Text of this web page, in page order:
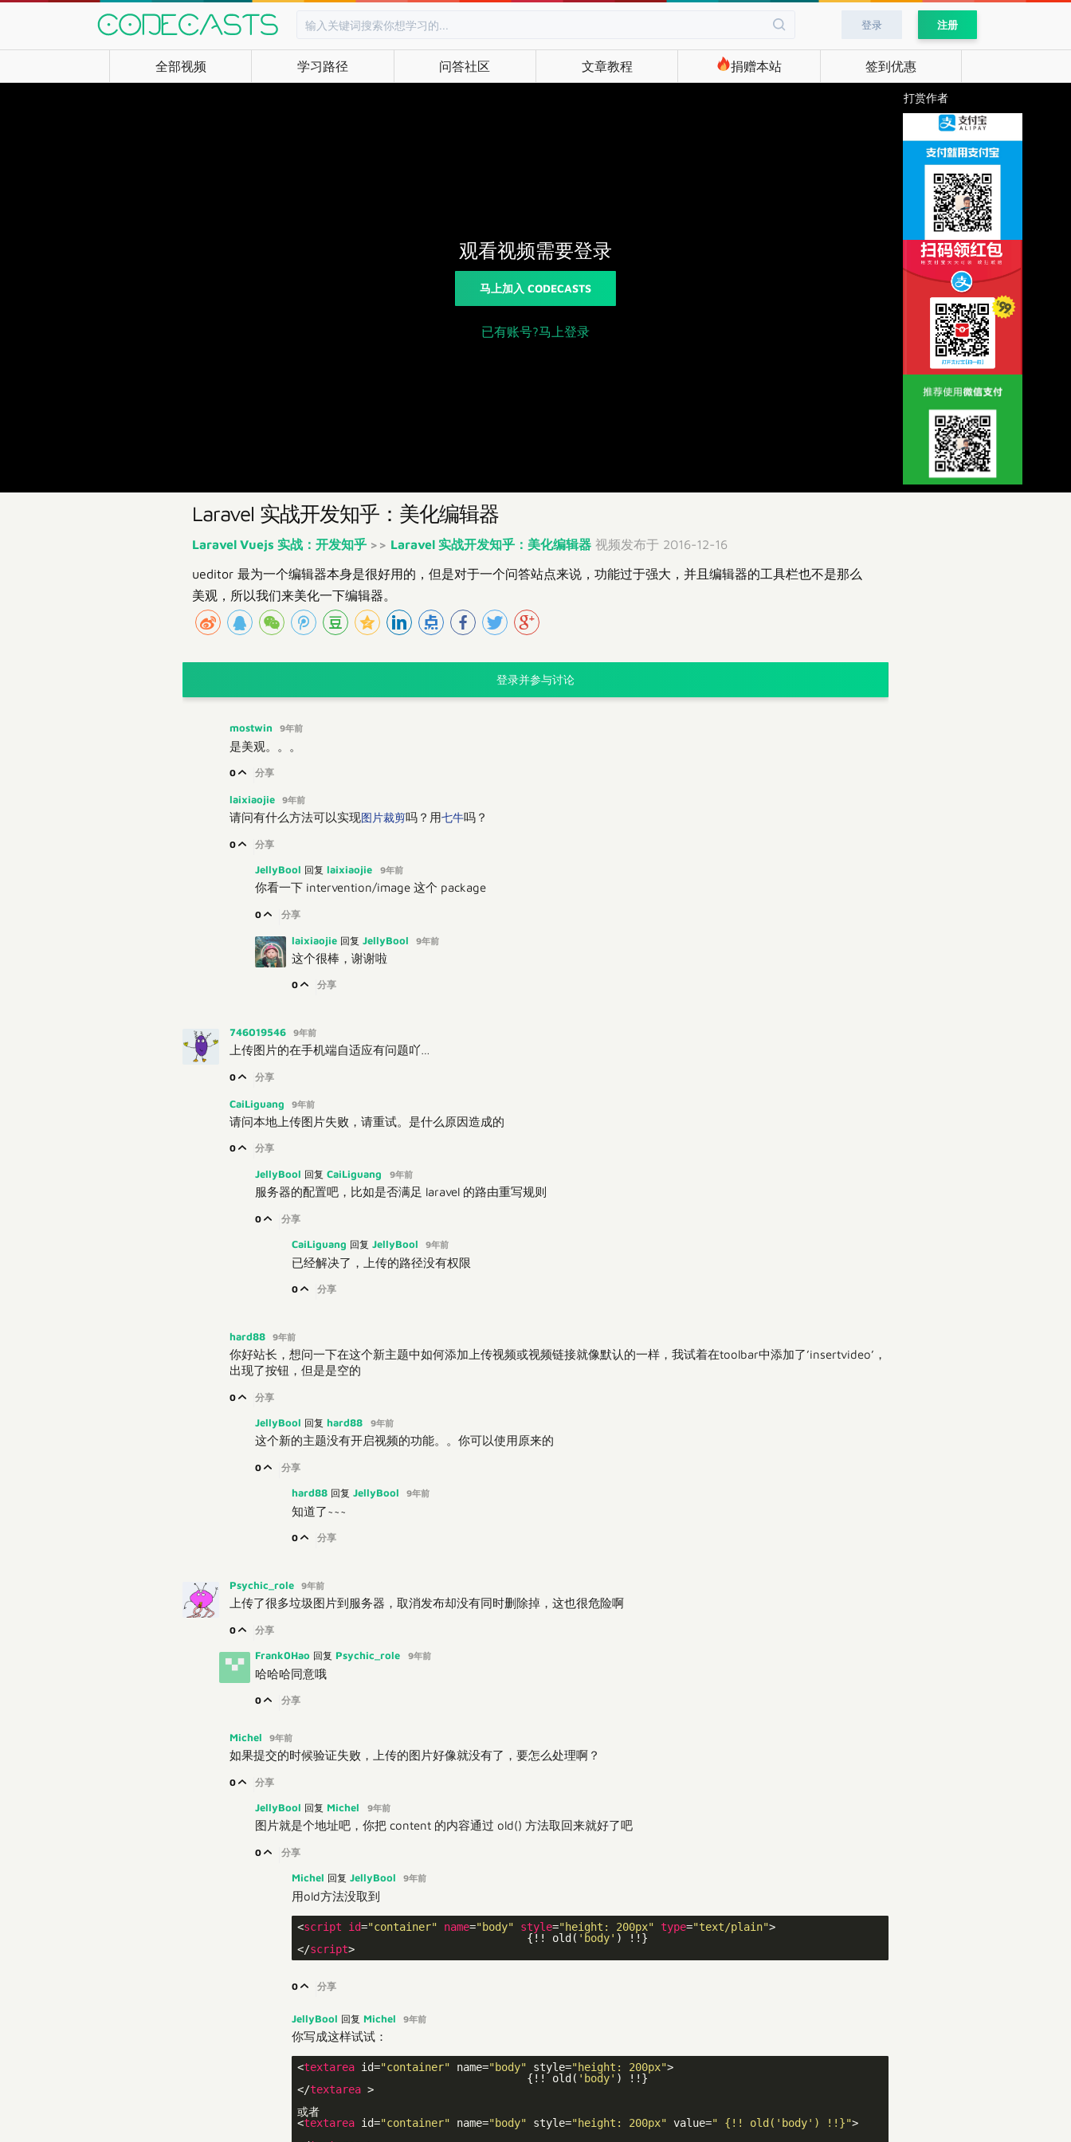
登录 注册
全部视频 学习路径 问答社区 文章教程 捐赠本站 签到优惠
观看视频需要登录
马上加入 CODECASTS
已有账号?马上登录
打赏作者
Laravel 实战开发知乎：美化编辑器
Laravel Vuejs 实战：开发知乎 >> Laravel 实战开发知乎：美化编辑器 视频发布于 2016-12-16
ueditor 最为一个编辑器本身是很好用的，但是对于一个问答站点来说，功能过于强大，并且编辑器的工具栏也不是那么
美观，所以我们来美化一下编辑器。
登录并参与讨论
mostwin 9年前
是美观。。。
0 分享
laixiaojie 9年前
请问有什么方法可以实现图片裁剪吗？用七牛吗？
0 分享
JellyBool 回复 laixiaojie 9年前
你看一下 intervention/image 这个 package
0 分享
laixiaojie 回复 JellyBool 9年前
这个很棒，谢谢啦
0 分享
746019546 9年前
上传图片的在手机端自适应有问题吖…
0 分享
CaiLiguang 9年前
请问本地上传图片失败，请重试。是什么原因造成的
0 分享
JellyBool 回复 CaiLiguang 9年前
服务器的配置吧，比如是否满足 laravel 的路由重写规则
0 分享
CaiLiguang 回复 JellyBool 9年前
已经解决了，上传的路径没有权限
0 分享
hard88 9年前
你好站长，想问一下在这个新主题中如何添加上传视频或视频链接就像默认的一样，我试着在toolbar中添加了’insertvideo’，
出现了按钮，但是是空的
0 分享
JellyBool 回复 hard88 9年前
这个新的主题没有开启视频的功能。。你可以使用原来的
0 分享
hard88 回复 JellyBool 9年前
知道了~~~
0 分享
Psychic_role 9年前
上传了很多垃圾图片到服务器，取消发布却没有同时删除掉，这也很危险啊
0 分享
Frank0Hao 回复 Psychic_role 9年前
哈哈哈同意哦
0 分享
Michel 9年前
如果提交的时候验证失败，上传的图片好像就没有了，要怎么处理啊？
0 分享
JellyBool 回复 Michel 9年前
图片就是个地址吧，你把 content 的内容通过 old() 方法取回来就好了吧
0 分享
Michel 回复 JellyBool 9年前
用old方法没取到
<script id="container" name="body" style="height: 200px" type="text/plain">
                                    {!! old(
'body'
</script>
0 分享
JellyBool 回复 Michel 9年前
你写成这样试试：
<textarea id="container" name="body" style="height: 200px">
                                    {!! old(
'body' ) !!}
</textarea >
或者
<textarea id="container" name="body" style="height: 200px" value=" {!! old('body') !!}">